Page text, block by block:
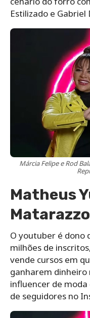
Estilizado e Gabriel
Márcia Felipe e Rod
Matheus
Matarazzo
O youtuber é dono
milhões de
vende cursos em
ganharem dinheiro
influencer de
de seguidores no